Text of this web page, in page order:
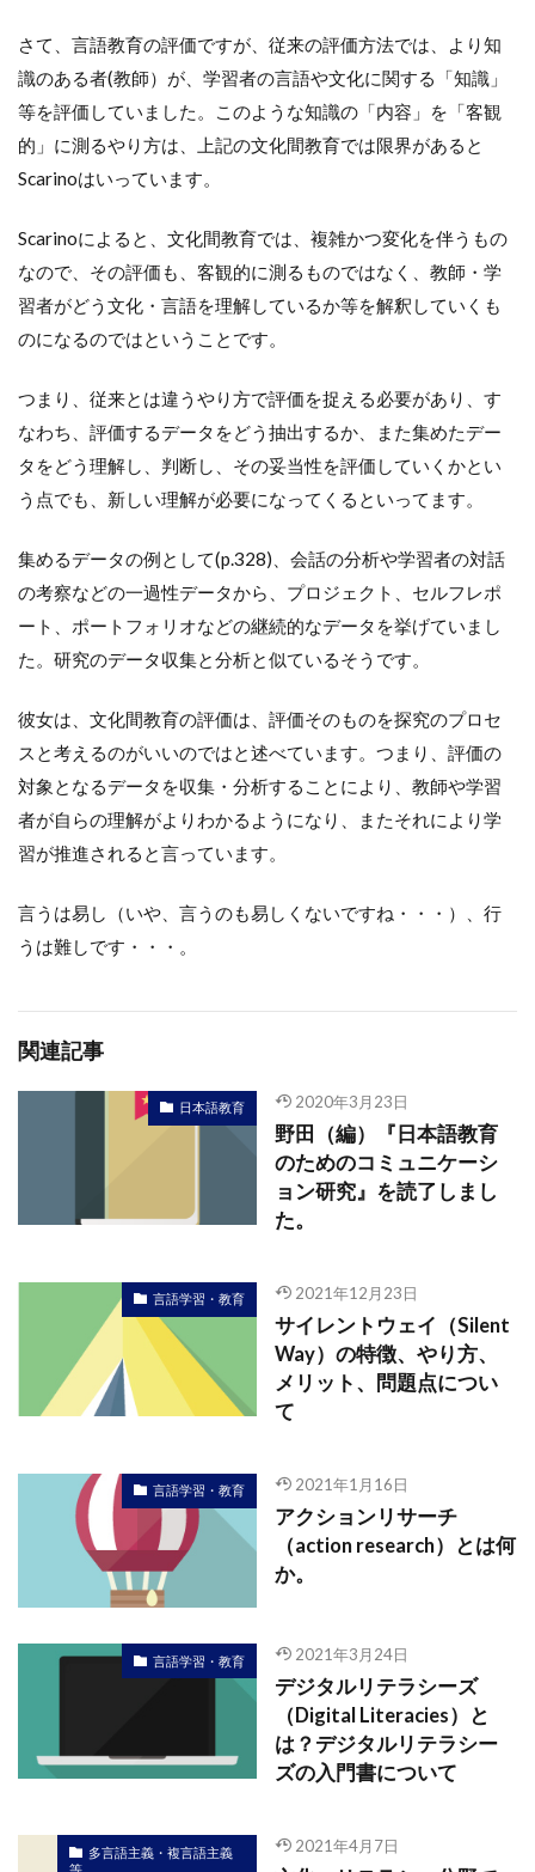
さて、言語教育の評価ですが、従来の評価方法では、より知
識のある者(教師）が、学習者の言語や文化に関する「知識」
等を評価していました。このような知識の「内容」を「客観
的」に測るやり方は、上記の文化間教育では限界があると
Scarinoはいっています。
Scarinoによると、文化間教育では、複雑かつ変化を伴うもの
なので、その評価も、客観的に測るものではなく、教師・学
習者がどう文化・言語を理解しているか等を解釈していくも
のになるのではということです。
つまり、従来とは違うやり方で評価を捉える必要があり、す
なわち、評価するデータをどう抽出するか、また集めたデー
タをどう理解し、判断し、その妥当性を評価していくかとい
う点でも、新しい理解が必要になってくるといってます。
集めるデータの例として(p.328)、会話の分析や学習者の対話
の考察などの一過性データから、プロジェクト、セルフレポ
ート、ポートフォリオなどの継続的なデータを挙げていまし
た。研究のデータ収集と分析と似ているそうです。
彼女は、文化間教育の評価は、評価そのものを探究のプロセ
スと考えるのがいいのではと述べています。つまり、評価の
対象となるデータを収集・分析することにより、教師や学習
者が自らの理解がよりわかるようになり、またそれにより学
習が推進されると言っています。
言うは易し（いや、言うのも易しくないですね・・・）、行
うは難しです・・・。
関連記事
日本語教育 2020年3月23日
野田（編）『日本語教育
のためのコミュニケーシ
ョン研究』を読了しまし
た。
言語学習・教育 2021年12月23日
サイレントウェイ（Silent
Way）の特徴、やり方、
メリット、問題点につい
て
言語学習・教育 2021年1月16日
アクションリサーチ
（action research）とは何
か。
言語学習・教育 2021年3月24日
デジタルリテラシーズ
（Digital Literacies）と
は？デジタルリテラシー
ズの入門書について
多言語主義・複言語主義
等
2021年4月7日